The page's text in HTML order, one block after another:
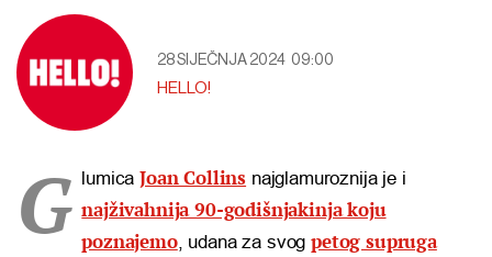
28 SIJEČNJA 2024 09:00
HELLO!
G lumicaJoan Collins najglamuroznija je i
najživahnija 90-godišnjakinja koju
poznajemo, udana za svogpetog supruga